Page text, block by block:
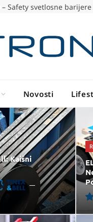
– Safety svetlosne barijere
Novosti
Kaišni